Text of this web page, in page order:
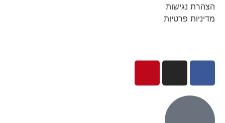
הצהרת נגישות
מדיניות פרטיות